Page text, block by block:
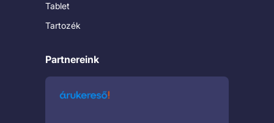
Tablet
Tartozék
Partnereink